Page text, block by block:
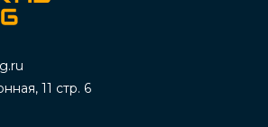
11 стр. 6